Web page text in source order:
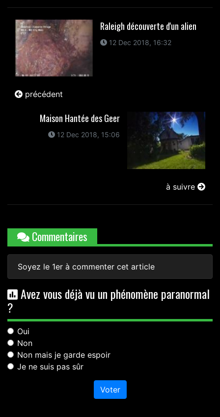
Raleigh découverte d'un alien
12 Dec 2018, 16:32
précédent
Maison Hantée des Geer
12 Dec 2018, 15:06
à suivre
Commentaires
Soyez le 1er à commenter cet article
Avez vous déjà vu un phénomène paranormal
?
Oui
Non
Non mais je garde espoir
Je ne suis pas sûr
Voter